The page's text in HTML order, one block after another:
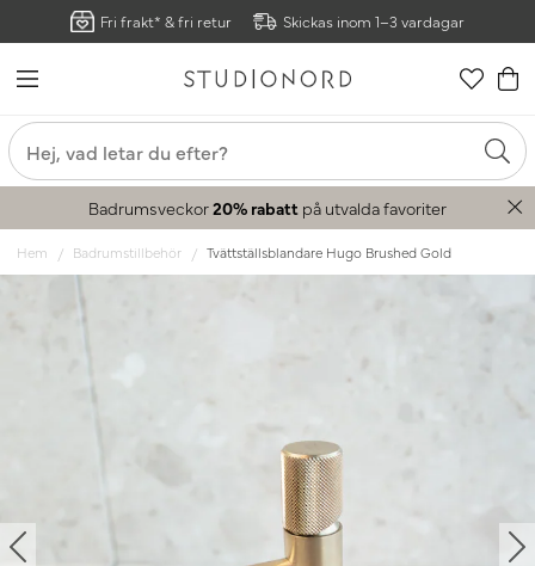
Fri frakt* & fri retur Skickas inom 1–3 vardagar
Badrumsveckor20% rabatt på utvalda favoriter
Hem Badrumstillbehör Tvättställsblandare Hugo Brushed Gold